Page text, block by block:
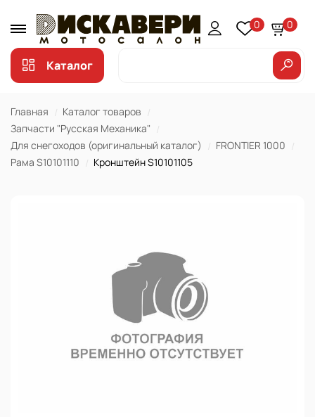
0 0
Каталог
Главная
Каталог товаров
Запчасти "Русская Механика"
Для снегоходов (оригинальный каталог)
FRONTIER 1000
Рама S10101110
Кронштейн S10101105